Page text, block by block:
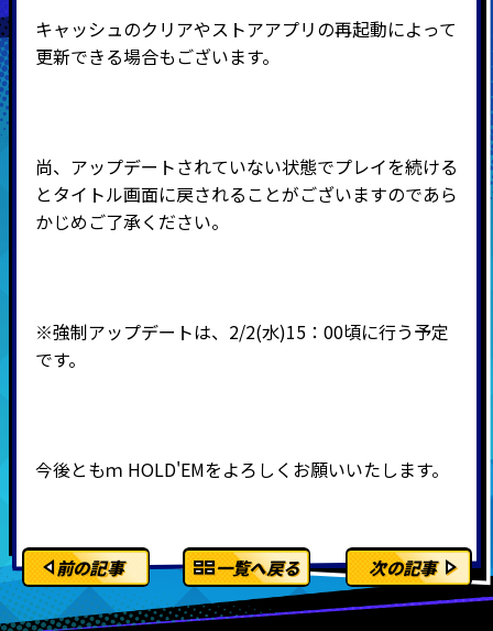
キャッシュのクリアやストアアプリの再起動によって
更新できる場合もございます。
尚、アップデートされていない状態でプレイを続ける
とタイトル画面に戻されることがございますのであら
かじめご了承ください。
※強制アップデートは、2/2(水)15：00頃に行う予定
です。
今後ともｍ HOLD'EMをよろしくお願いいたします。
前の記事 一覧へ戻る 次の記事